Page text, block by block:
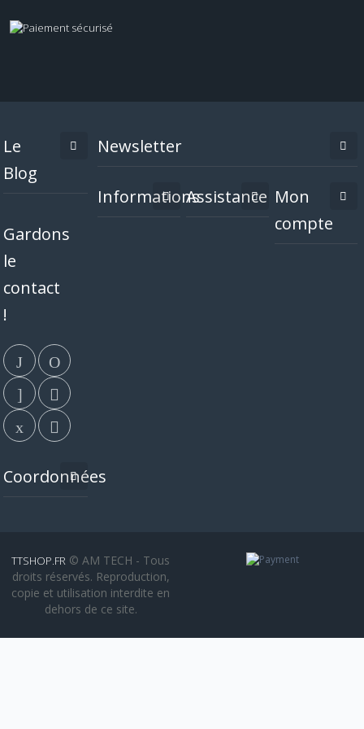
Le
Blog
Gardons
le
contact
!
Coordonnées
Newsletter
InformationsAssistance Mon
compte
TTSHOP.FR © AM TECH - Tous
droits réservés. Reproduction,
copie et utilisation interdite en
dehors de ce site.